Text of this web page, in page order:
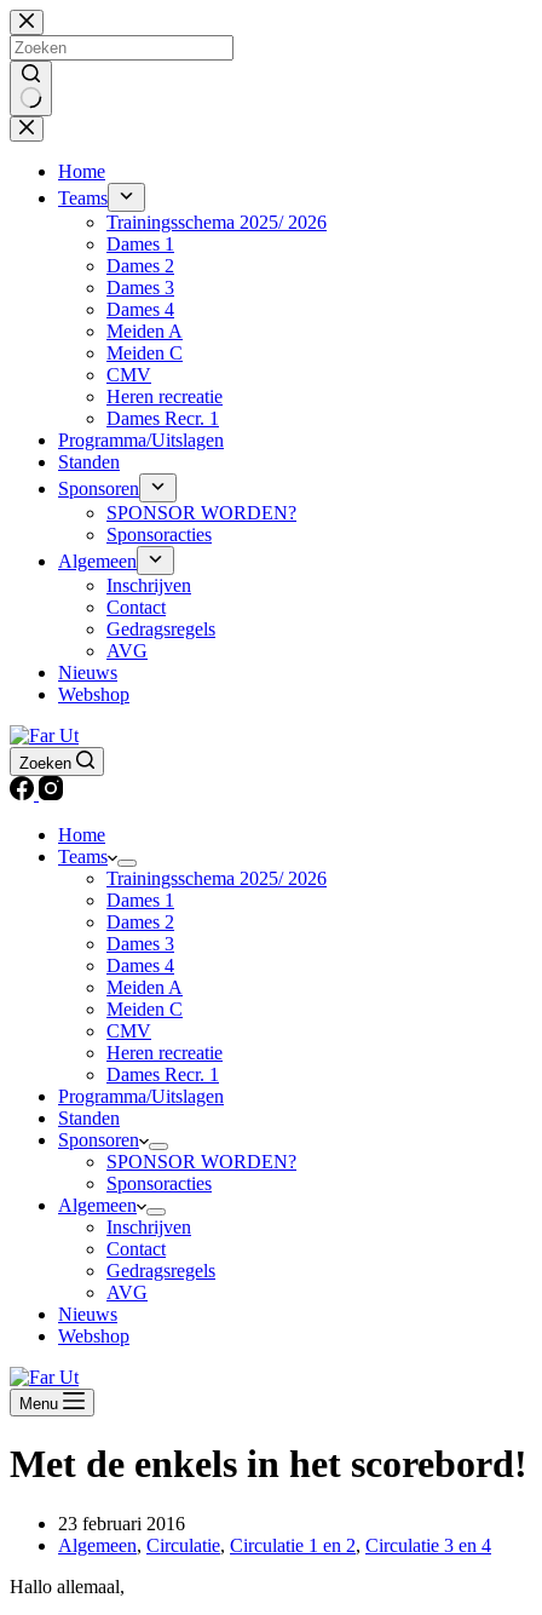
Ga
naar
de
inhoud
Geen
resultaten
Home
Teams
Trainingsschema 2025/ 2026
Dames 1
Dames 2
Dames 3
Dames 4
Meiden A
Meiden C
CMV
Heren recreatie
Dames Recr. 1
Programma/Uitslagen
Standen
Sponsoren
SPONSOR WORDEN?
Sponsoracties
Algemeen
Inschrijven
Contact
Gedragsregels
AVG
Nieuws
Webshop
Zoeken
Home
Teams
Trainingsschema 2025/ 2026
Dames 1
Dames 2
Dames 3
Dames 4
Meiden A
Meiden C
CMV
Heren recreatie
Dames Recr. 1
Programma/Uitslagen
Standen
Sponsoren
SPONSOR WORDEN?
Sponsoracties
Algemeen
Inschrijven
Contact
Gedragsregels
AVG
Nieuws
Webshop
Menu
Met de enkels in het scorebord!
23 februari 2016
Algemeen, Circulatie, Circulatie 1 en 2, Circulatie 3 en 4
Hallo allemaal,